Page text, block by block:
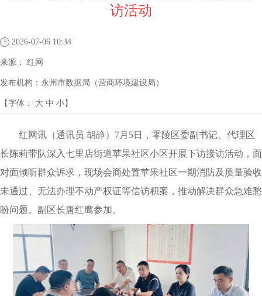
访活动
2026-07-06 10:34
来源： 红网
发布机构： 永州市数据局（营商环境建设局）
【字体： 大 中 小】
红网讯（通讯员 胡静）7月5日，零陵区委副书记、代理区
长陈莉带队深入七里店街道苹果社区小区开展下访接访活动，面
对面倾听群众诉求，现场会商处置苹果社区一期消防及质量验收
未通过、无法办理不动产权证等信访积案，推动解决群众急难愁
盼问题。副区长唐红鹰参加。